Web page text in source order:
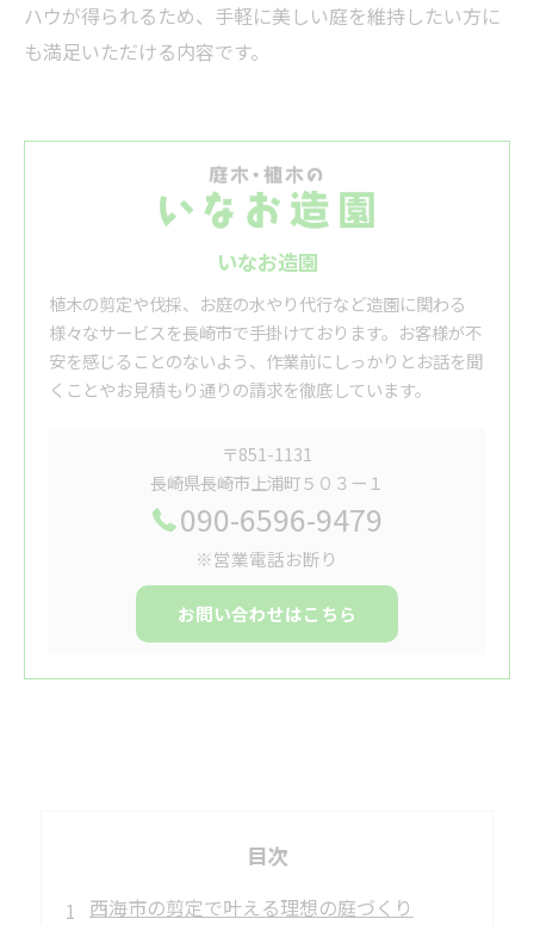
ハウが得られるため、手軽に美しい庭を維持したい方に
も満足いただける内容です。
いなお造園
植木の剪定や伐採、お庭の水やり代行など造園に関わる
様々なサービスを長崎市で手掛けております。お客様が不
安を感じることのないよう、作業前にしっかりとお話を聞
くことやお見積もり通りの請求を徹底しています。
〒851-1131
長崎県長崎市上浦町５０３ー１
090-6596-9479
※営業電話お断り
お問い合わせはこちら
目次
西海市の剪定で叶える理想の庭づくり